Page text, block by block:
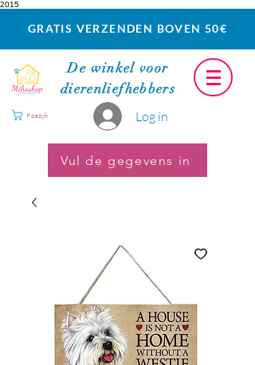
2015
GRATIS VERZENDEN BOVEN 50€
De winkel voor
dierenliefhebbers
Log in
Koszyk
Vul de gegevens in